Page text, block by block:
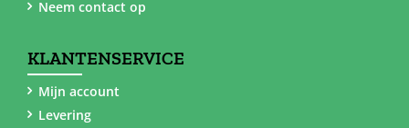
Neem contact op
KLANTENSERVICE
Mijn account
Levering